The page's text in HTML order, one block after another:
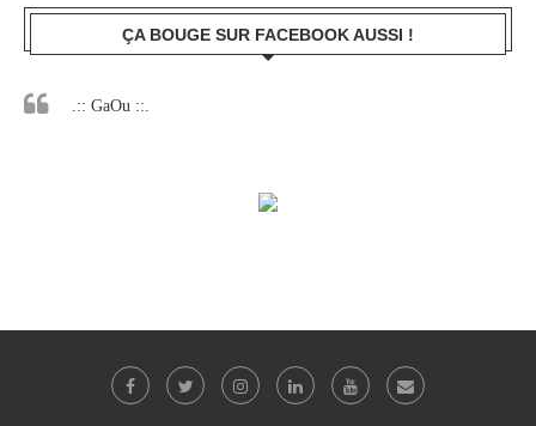
ÇA BOUGE SUR FACEBOOK AUSSI !
.:: GaOu ::.